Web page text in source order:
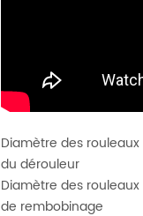
Diamètre des rouleaux
du dérouleur
Diamètre des rouleaux
de rembobinage